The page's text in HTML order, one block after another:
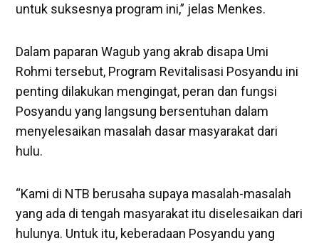
untuk suksesnya program ini,” jelas Menkes.
Dalam paparan Wagub yang akrab disapa Umi
Rohmi tersebut, Program Revitalisasi Posyandu ini
penting dilakukan mengingat, peran dan fungsi
Posyandu yang langsung bersentuhan dalam
menyelesaikan masalah dasar masyarakat dari
hulu.
“Kami di NTB berusaha supaya masalah-masalah
yang ada di tengah masyarakat itu diselesaikan dari
hulunya. Untuk itu, keberadaan Posyandu yang